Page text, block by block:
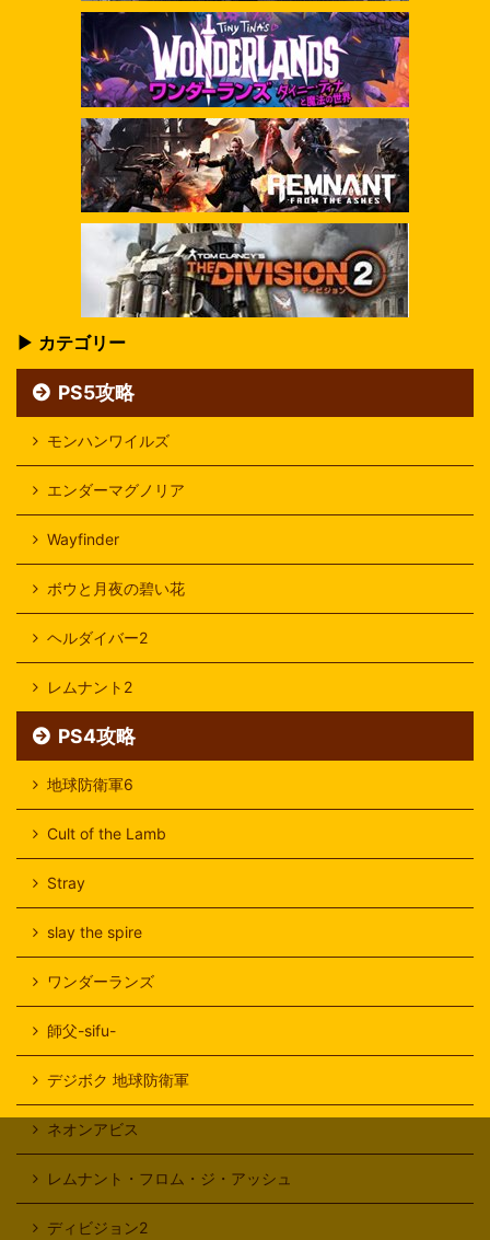
▶ カテゴリー
PS5攻略
モンハンワイルズ
エンダーマグノリア
Wayfinder
ボウと月夜の碧い花
ヘルダイバー2
レムナント2
PS4攻略
地球防衛軍6
Cult of the Lamb
Stray
slay the spire
ワンダーランズ
師父-sifu-
デジボク 地球防衛軍
ネオンアビス
レムナント・フロム・ジ・アッシュ
ディビジョン2